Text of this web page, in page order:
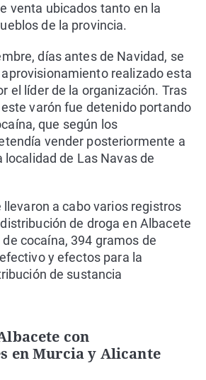
venta ubicados tanto en la
de la provincia.
días antes de Navidad, se
realizado esta
el líder de la organización. Tras
este varón fue detenido portando
que según los
vender posteriormente a
de Las Navas de
llevaron a cabo varios registros
de droga en Albacete
cocaína, 394 gramos de
y efectos para la
de sustancia
con
en Murcia y Alicante